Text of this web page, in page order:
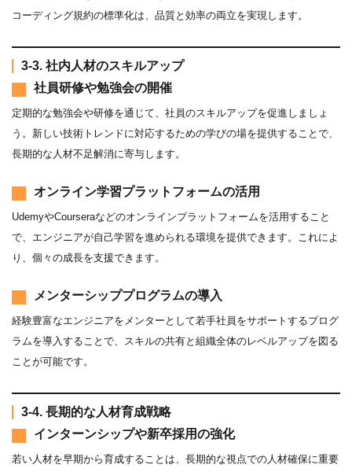
コーディング規約の標準化は、品質と効率の両立を実現します。
3-3. 社内人材のスキルアップ
社員研修や勉強会の開催
定期的な勉強会や研修を通じて、社員のスキルアップを促進しましょ
う。新しい技術トレンドに対応するための学びの場を提供することで、
長期的な人材不足解消に寄与します。
オンライン学習プラットフォームの活用
UdemyやCourseraなどのオンラインプラットフォームを活用すること
で、エンジニアが自己学習を進められる環境を提供できます。これによ
り、個々の成長を支援できます。
メンターシッププログラムの導入
経験豊富なエンジニアをメンターとして若手社員をサポートするプログ
ラムを導入することで、スキルの共有と組織全体のレベルアップを図る
ことが可能です。
3-4. 長期的な人材育成戦略
インターンシップや新卒採用の強化
若い人材を早期から育成することは、長期的な視点での人材確保に重要